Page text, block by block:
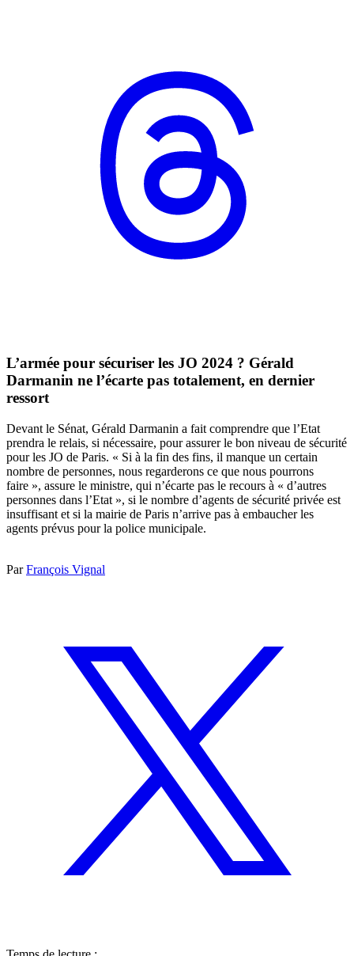
L’armée pour sécuriser les JO 2024 ? Gérald
Darmanin ne l’écarte pas totalement, en dernier
ressort
Devant le Sénat, Gérald Darmanin a fait comprendre que l’Etat
prendra le relais, si nécessaire, pour assurer le bon niveau de sécurité
pour les JO de Paris. « Si à la fin des fins, il manque un certain
nombre de personnes, nous regarderons ce que nous pourrons
faire », assure le ministre, qui n’écarte pas le recours à « d’autres
personnes dans l’Etat », si le nombre d’agents de sécurité privée est
insuffisant et si la mairie de Paris n’arrive pas à embaucher les
agents prévus pour la police municipale.
ParFrançois Vignal